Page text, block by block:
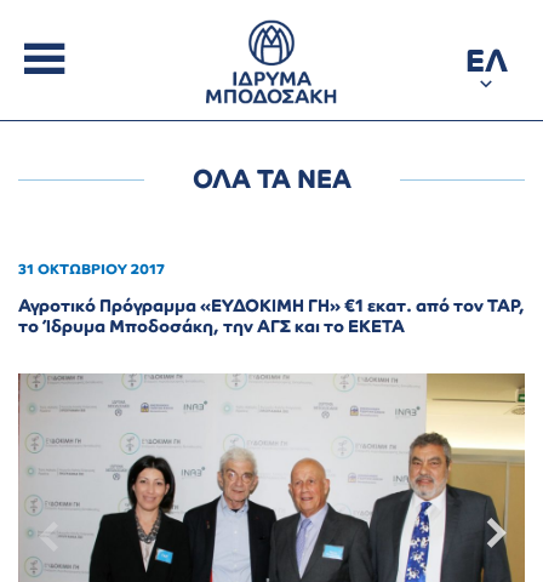
ΕΛ
ΟΛΑ ΤΑ ΝΕΑ
31 ΟΚΤΩΒΡΙΟΥ 2017
Αγροτικό Πρόγραμμα «ΕΥΔΟΚΙΜΗ ΓΗ» €1 εκατ. από τον ΤΑΡ,
το Ίδρυμα Μποδοσάκη, την ΑΓΣ και το ΕΚΕΤΑ